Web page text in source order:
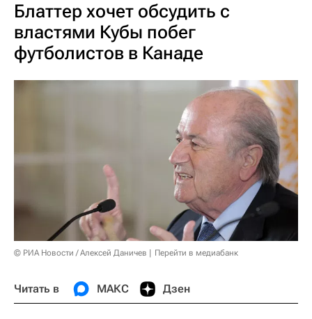
Блаттер хочет обсудить с
властями Кубы побег
футболистов в Канаде
© РИА Новости / Алексей Даничев Перейти в медиабанк
Читать в МАКС Дзен